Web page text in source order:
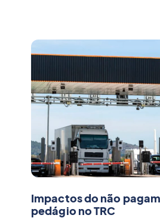
Impactos do não
pedágio no TRC